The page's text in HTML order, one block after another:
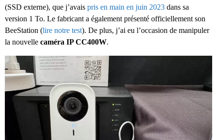
(SSD externe), que j’avais pris en main en juin 2023 dans sa
version 1 To. Le fabricant a également présenté officiellement son
BeeStation (lire notre test). De plus, j’ai eu l’occasion de manipuler
la nouvelle caméra IP CC400W.